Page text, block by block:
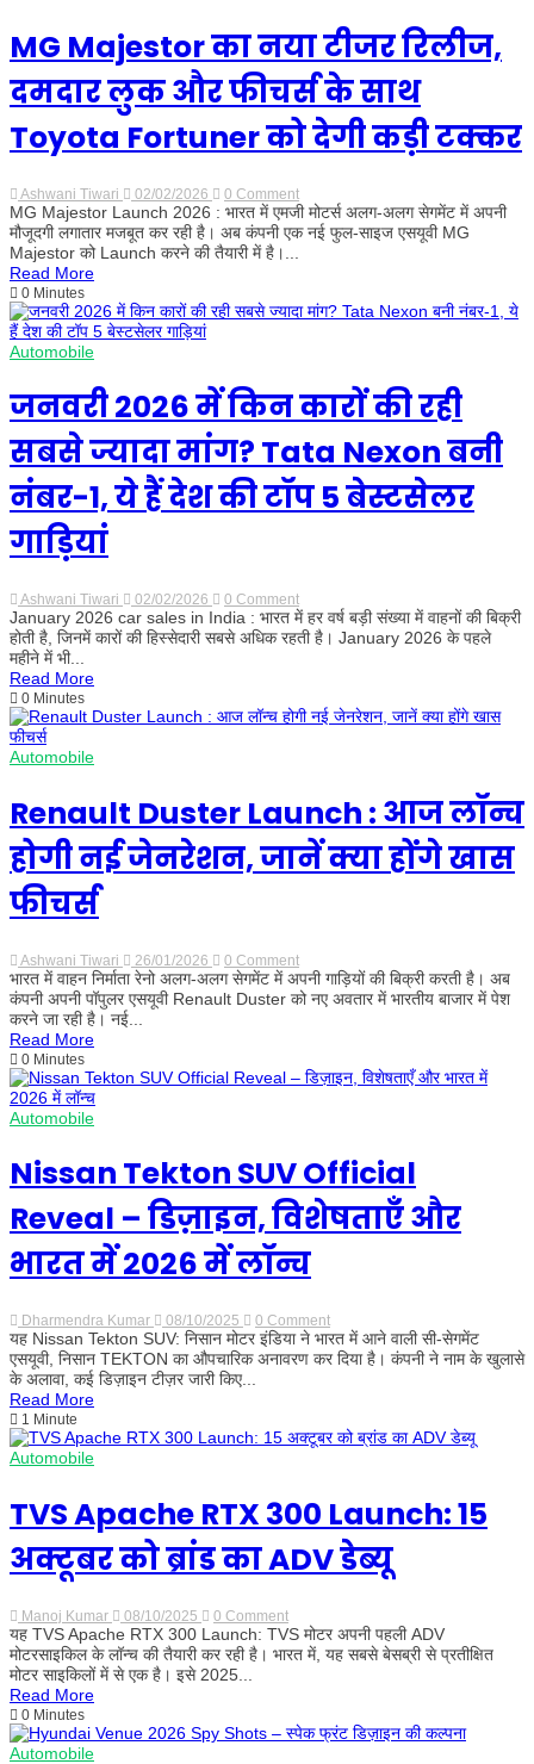
कब
आएंगी
शोरूम
में
MG Majestor का नया टीजर रिलीज,
दमदार लुक और फीचर्स के साथ
Toyota Fortuner को देगी कड़ी टक्कर
Ashwani Tiwari 02/02/2026 0 Comment
MG
Majestor
दमदार
साथ
Toyota
Fortuner
को
देगी
टक्कर
MG Majestor Launch 2026 : भारत में एमजी मोटर्स अलग-अलग सेगमेंट में अपनी
मौजूदगी लगातार मजबूत कर रही है। अब कंपनी एक नई फुल-साइज एसयूवी MG
Majestor को Launch करने की तैयारी में है।...
Read More
0 Minutes
Automobile
जनवरी 2026 में किन कारों की रही
सबसे ज्यादा मांग? Tata Nexon बनी
नंबर-1, ये हैं देश की टॉप 5 बेस्टसेलर
गाड़ियां
Ashwani Tiwari 02/02/2026 0 Comment
जनवरी
2026
रही
बनी
नंबर-1,
ये
हैं
गाड़ियां
January 2026 car sales in India : भारत में हर वर्ष बड़ी संख्या में वाहनों की बिक्री
होती है, जिनमें कारों की हिस्सेदारी सबसे अधिक रहती है। January 2026 के पहले
महीने में भी...
Read More
0 Minutes
Automobile
Renault Duster Launch : आज लॉन्च
होगी नई जेनरेशन, जानें क्या होंगे खास
फीचर्स
Ashwani Tiwari 26/01/2026 0 Comment
Renault
Duster
Launch
होगी
होंगे
खास
फीचर्स
भारत में वाहन निर्माता रेनो अलग-अलग सेगमेंट में अपनी गाड़ियों की बिक्री करती है। अब
कंपनी अपनी पॉपुलर एसयूवी Renault Duster को नए अवतार में भारतीय बाजार में पेश
करने जा रही है। नई...
Read More
0 Minutes
Automobile
Nissan Tekton SUV Official
Reveal – डिज़ाइन, विशेषताएँ और
भारत में 2026 में लॉन्च
Dharmendra Kumar 08/10/2025 0 Comment
Nissan
Tekton
SUV
डिज़ाइन,
में
2026
लॉन्च
यह Nissan Tekton SUV: निसान मोटर इंडिया ने भारत में आने वाली सी-सेगमेंट
एसयूवी, निसान TEKTON का औपचारिक अनावरण कर दिया है। कंपनी ने नाम के खुलासे
के अलावा, कई डिज़ाइन टीज़र जारी किए...
Read More
1 Minute
Automobile
TVS Apache RTX 300 Launch: 15
अक्टूबर को ब्रांड का ADV डेब्यू
Manoj Kumar 08/10/2025 0 Comment
TVS
Apache
RTX
अक्टूबर
यह TVS Apache RTX 300 Launch: TVS मोटर अपनी पहली ADV
मोटरसाइकिल के लॉन्च की तैयारी कर रही है। भारत में, यह सबसे बेसब्री से प्रतीक्षित
मोटर साइकिलों में से एक है। इसे 2025...
Read More
0 Minutes
Automobile